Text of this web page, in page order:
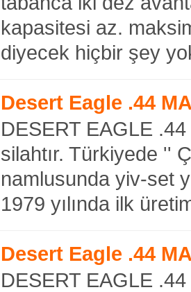
kapasitesi az.
diyecek hiçbir şey
Desert Eagle .44
DESERT EAGLE
silahtır. Türkiyede ''
namlusunda yiv-set
1979 yılında ilk
Desert Eagle .44
DESERT EAGLE